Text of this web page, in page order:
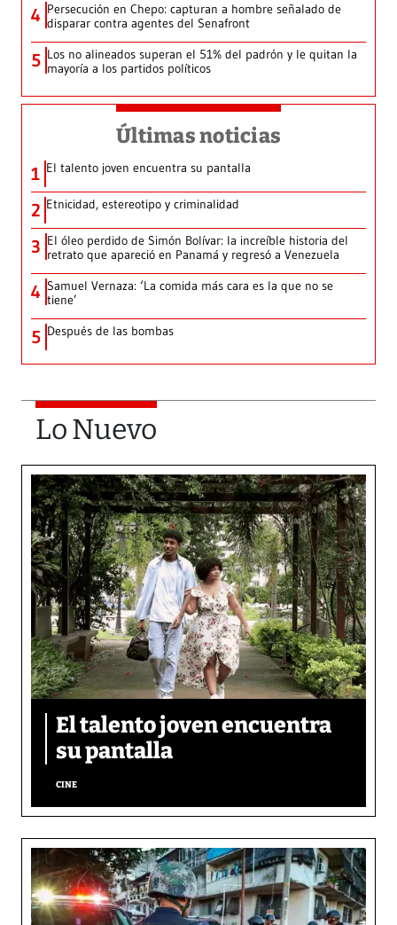
4 Persecución en Chepo: capturan a hombre señalado de
disparar contra agentes del Senafront
5 Los no alineados superan el 51% del padrón y le quitan la
mayoría a los partidos políticos
Últimas noticias
1 El talento joven encuentra su pantalla​
2 Etnicidad, estereotipo y criminalidad
3 El óleo perdido de Simón Bolívar: la increíble historia del
retrato que apareció en Panamá y regresó a Venezuela
4 Samuel Vernaza: ‘La comida más cara es la que no se
tiene’
5 Después de las bombas
Lo Nuevo
El talento joven encuentra
su pantalla​
CINE